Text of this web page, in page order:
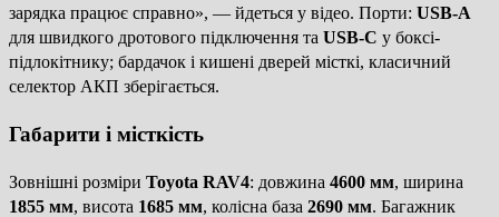
зарядка працює справно», — йдеться у відео. Порти: USB-A
для швидкого дротового підключення та USB-C у боксі-
підлокітнику; бардачок і кишені дверей місткі, класичний
селектор АКП зберігається.
Габарити і місткість
Зовнішні розміри Toyota RAV4: довжина 4600 мм, ширина
1855 мм, висота 1685 мм, колісна база 2690 мм. Багажник